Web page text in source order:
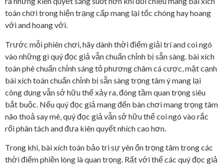
toán chơi trong hiện trạng cấp mang lại tốc chóng hay hoang
với and hoang với.
Trước mỗi phiên chơi, hãy dành thời điểm giải trí and coi ngó
vào những gì quý đọc giả vẫn chuẩn chỉnh bị sẵn sàng. bài xích
toán phê chuẩn chỉnh sáng tỏ phương châm cá cược, mặt cạnh
bài xích toán chuẩn chỉnh bị sẵn sàng trọng tâm ý mang lại
công dụng vẫn sở hữu thể xảy ra, đóng tầm quan trọng siêu
bắt buộc. Nếu quý đọc giả mang đến bàn chơi mang trọng tâm
não thoả say mê, quý đọc giả vẫn sở hữu thể coi ngó vào rắc
rối phân tách and đưa kiên quyết nhích cao hơn.
Trong khi, bài xích toán bảo trì sự yên ổn trọng tâm trong các
thời điểm phiền lòng là quan trọng. Rất với thể các quý đọc giả